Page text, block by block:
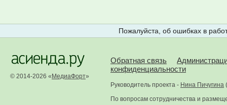
Пожалуйста, об ошибках в
© 2014-2026 « МедиаФорт»
Обратная связь
конфиденциальности
Руководитель проекта - Нина Пичугина (
По вопросам сотрудничества и